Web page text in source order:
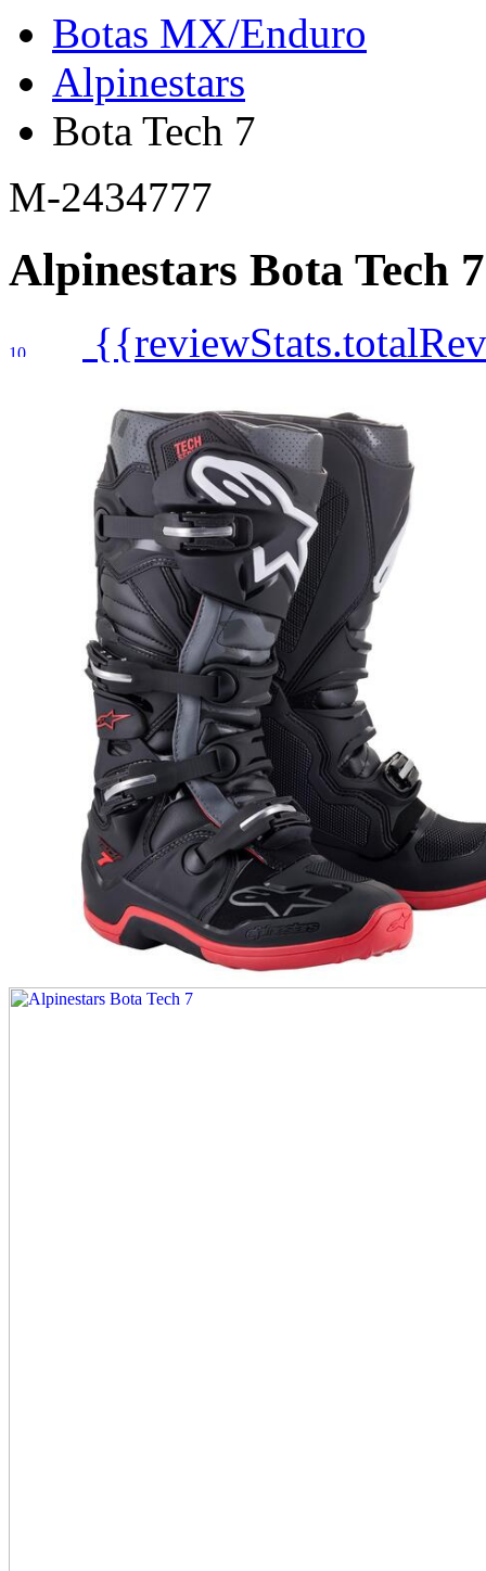
Botas MX/Enduro
Alpinestars
Bota Tech 7
M-2434777
Alpinestars Bota Tech 7